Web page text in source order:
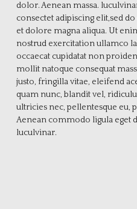
dolor. Aenean massa.
consectet adipiscing elit,sed
et dolore magna aliqua. Ut
nostrud exercitation ullamco
occaecat cupidatat non
mollit natoque consequat
justo, fringilla vitae, eleifend
quam nunc, blandit vel,
ultricies nec, pellentesque eu,
Aenean commodo ligula eget
luculvinar.